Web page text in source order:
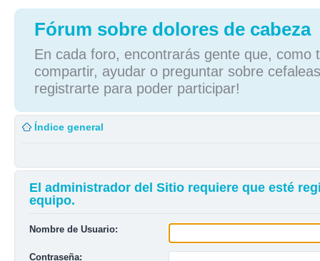
Fórum sobre dolores de cabeza
En cada foro, encontrarás gente que, como
compartir, ayudar o preguntar sobre
registrarte para poder participar!
Índice general
El administrador del Sitio requiere que esté
equipo.
Nombre de Usuario:
Contraseña: